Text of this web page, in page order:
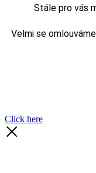
Stále pro vás
Velmi se
Click here